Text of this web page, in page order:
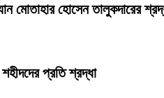
মোতাহার হোসেন তালুকদারের
প্রতি শ্রদ্ধা